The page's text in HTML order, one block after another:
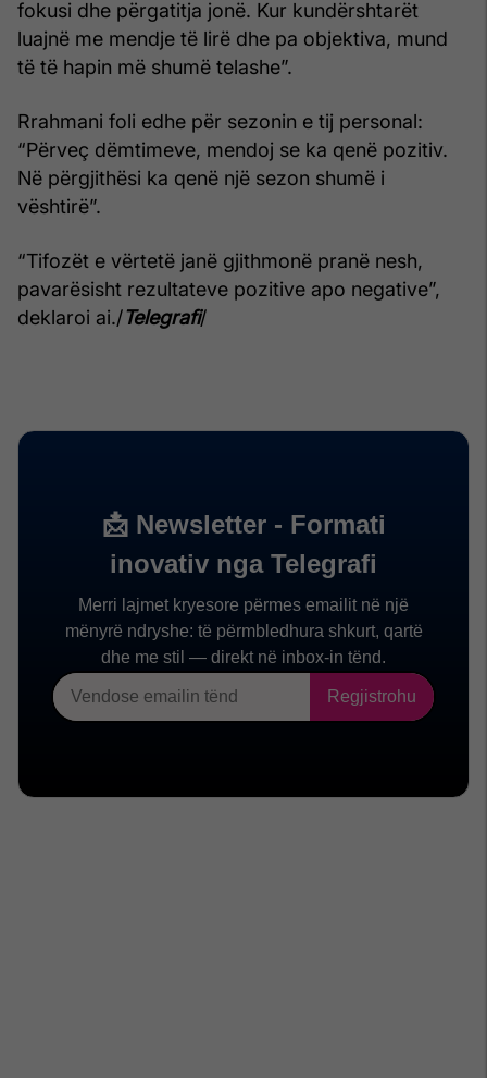
fokusi dhe përgatitja jonë. Kur kundërshtarët
luajnë me mendje të lirë dhe pa objektiva, mund
të të hapin më shumë telashe”.
Rrahmani foli edhe për sezonin e tij personal:
“Përveç dëmtimeve, mendoj se ka qenë pozitiv.
Në përgjithësi ka qenë një sezon shumë i
vështirë”.
“Tifozët e vërtetë janë gjithmonë pranë nesh,
pavarësisht rezultateve pozitive apo negative”,
deklaroi ai./Telegrafi/